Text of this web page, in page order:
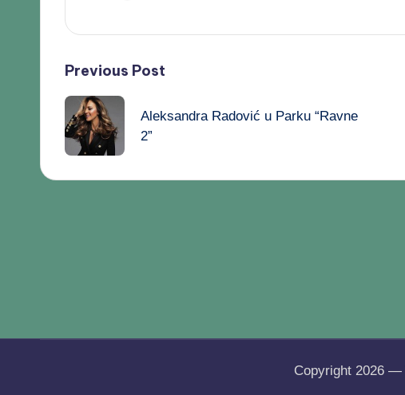
Previous Post
Aleksandra Radović u Parku “Ravne
2”
Copyright 2026 —